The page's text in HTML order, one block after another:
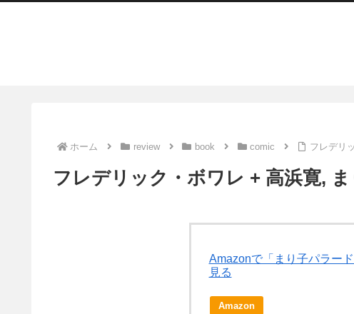
ホーム review book comic フレデリ
フレデリック・ボワレ + 高浜寛,
Amazonで「まり子パラー
見る
Amazon